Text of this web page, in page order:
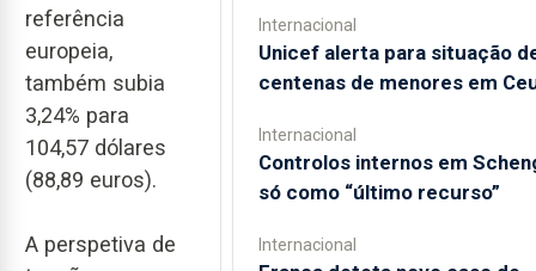
referência
europeia,
também subia
3,24% para
104,57 dólares
(88,89 euros).
A perspetiva de
Internacional
Unicef alerta para situação
centenas de menores em
Internacional
Controlos internos em
só como “último recurso”
Internacional